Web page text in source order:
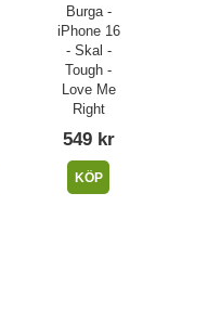
Burga -
iPhone 16
- Skal -
Tough -
Love Me
Right
549 kr
KÖP